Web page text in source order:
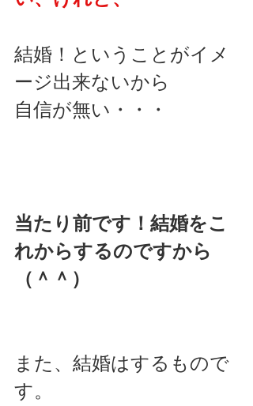
結婚！ということがイメ
ージ出来ないから
自信が無い・・・
当たり前です！結婚をこ
れからするのですから
（＾＾）
また、結婚はするもので
す。